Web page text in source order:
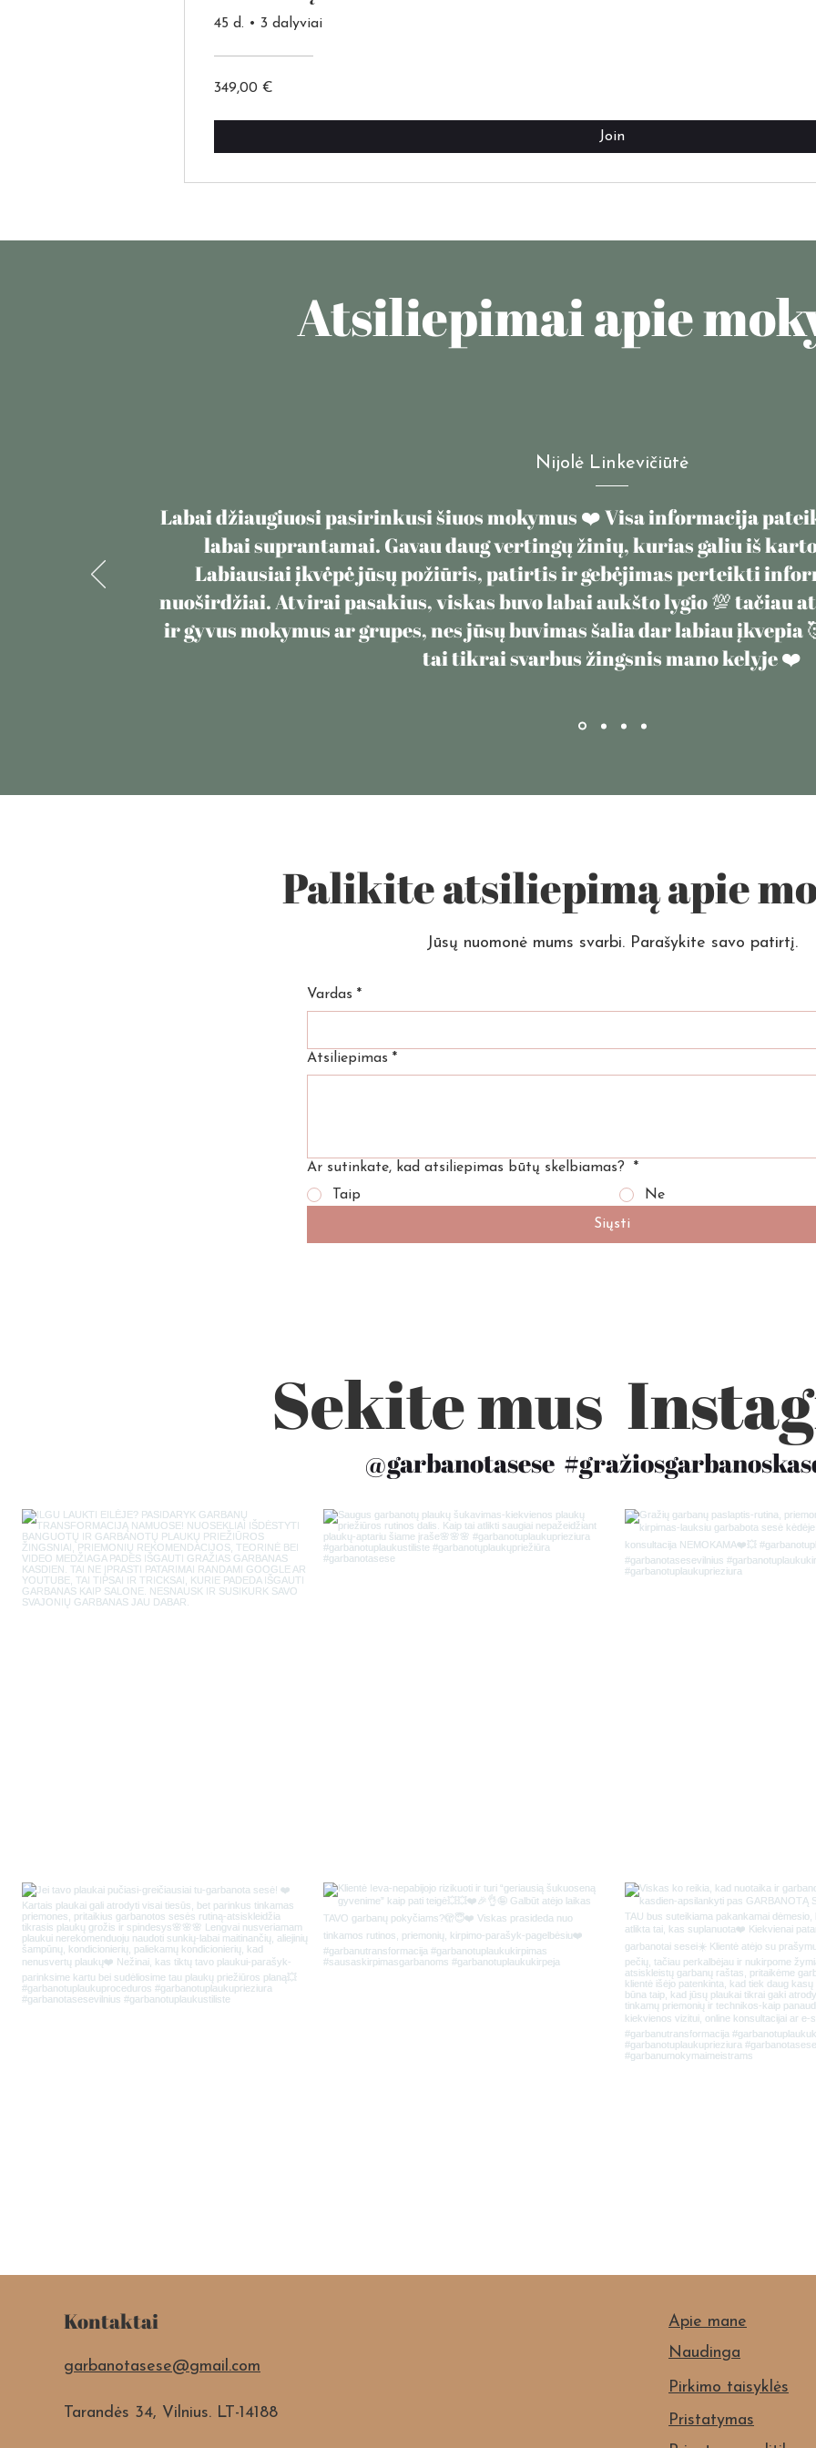
45 d. • 3 dalyviai
349,00 €
Join
Atsiliepimai apie
Nijolė Linkevičiūtė
Labai džiaugiuosi pasirinkusi šiuos mokymus ❤️ Visa informacija
labai suprantamai. Gavau daug vertingų žinių, kurias galiu iš
Labiausiai įkvėpė jūsų požiūris, patirtis ir gebėjimas perteikti
nuoširdžiai. Atvirai pasakius, viskas buvo labai aukšto lygio 💯 tačiau
ir gyvus mokymus ar grupes, nes jūsų buvimas šalia dar labiau įkvepia
tai tikrai svarbus žingsnis mano kelyje ❤️
Palikite atsiliepimą apie
Jūsų nuomonė mums svarbi. Parašykite savo patirtį.
Vardas *
Atsiliepimas *
Ar sutinkate, kad atsiliepimas būtų skelbiamas?
*
Taip
Ne
Siųsti
Sekite mus
@garbanotasese
Kontaktai
garbanotasese@gmail.com
Tarandės 34, Vilnius. LT-14188
Apie mane
Naudinga
Pirkimo taisyklės
Pristatymas